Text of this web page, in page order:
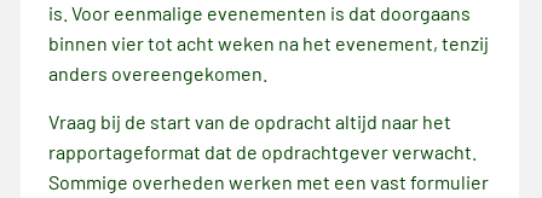
is. Voor eenmalige evenementen is dat doorgaans
binnen vier tot acht weken na het evenement, tenzij
anders overeengekomen.
Vraag bij de start van de opdracht altijd naar het
rapportageformat dat de opdrachtgever verwacht.
Sommige overheden werken met een vast formulier